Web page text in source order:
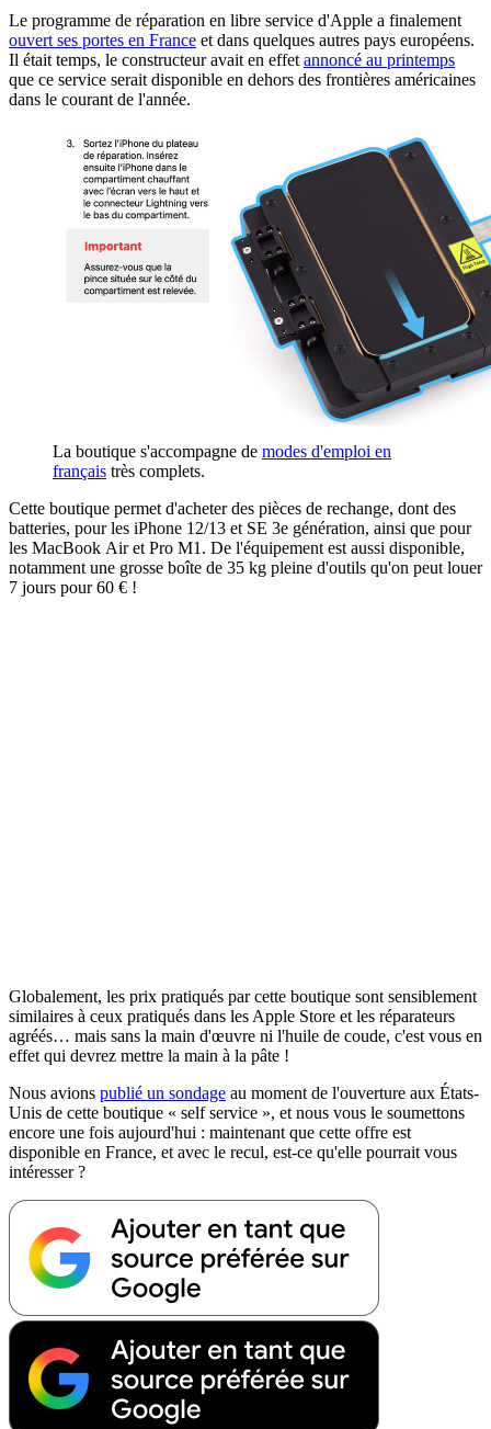
Le programme de réparation en libre service d'Apple a finalement
ouvert ses portes en France et dans quelques autres pays européens.
Il était temps, le constructeur avait en effet annoncé au printemps
que ce service serait disponible en dehors des frontières américaines
dans le courant de l'année.
La boutique s'accompagne de modes d'emploi en
français très complets.
Cette boutique permet d'acheter des pièces de rechange, dont des
batteries, pour les iPhone 12/13 et SE 3e génération, ainsi que pour
les MacBook Air et Pro M1. De l'équipement est aussi disponible,
notamment une grosse boîte de 35 kg pleine d'outils qu'on peut louer
7 jours pour 60 € !
Globalement, les prix pratiqués par cette boutique sont sensiblement
similaires à ceux pratiqués dans les Apple Store et les réparateurs
agréés… mais sans la main d'œuvre ni l'huile de coude, c'est vous en
effet qui devrez mettre la main à la pâte !
Nous avions publié un sondage au moment de l'ouverture aux États-
Unis de cette boutique « self service », et nous vous le soumettons
encore une fois aujourd'hui : maintenant que cette offre est
disponible en France, et avec le recul, est-ce qu'elle pourrait vous
intéresser ?